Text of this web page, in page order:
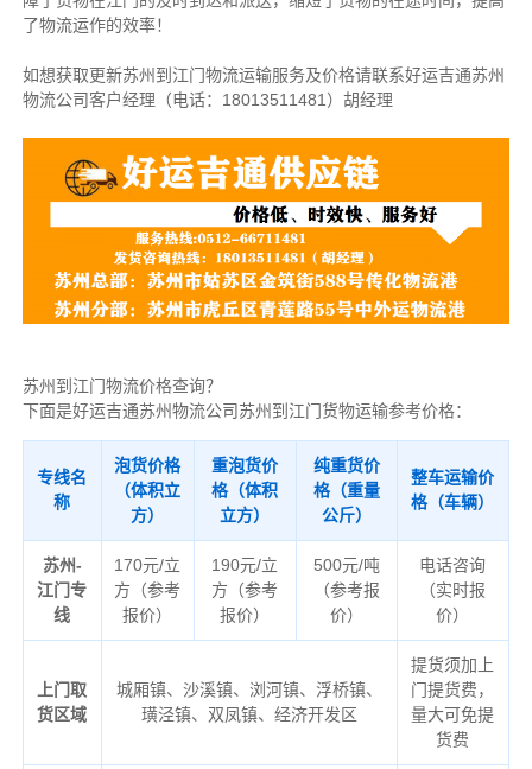
了物流运作的效率！
如想获取更新苏州到江门物流运输服务及价格请联系好运吉通苏州
物流公司客户经理（电话：18013511481 ）胡经理
苏州到江门物流价格查询？
下面是好运吉通苏州物流公司苏州到江门货物运输参考价格：
专线名
称
泡货价格
（体积立
方）
重泡货价
格（体积
立方）
纯重货价
格（重量
公斤）
整车运输价
格（车辆）
苏州-
江门专
线
170元/立
方（参考
报价）
190元/立
方（参考
报价）
500元/吨
（参考报
价）
电话咨询
（实时报
价）
上门取
货区域
城厢镇、沙溪镇、浏河镇、浮桥镇、
璜泾镇、双凤镇、经济开发区
提货须加上
门提货费，
量大可免提
货费